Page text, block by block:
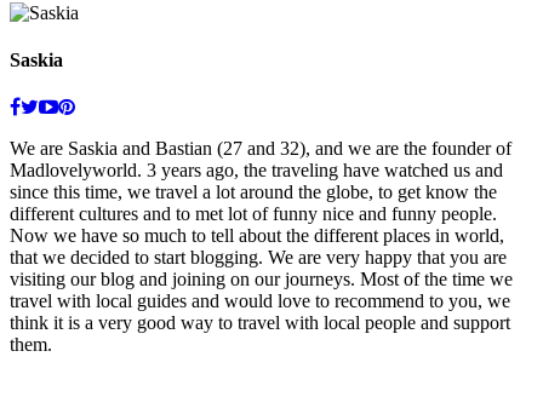
Saskia
We are Saskia and Bastian (27 and 32), and we are the founder of
Madlovelyworld. 3 years ago, the traveling have watched us and
since this time, we travel a lot around the globe, to get know the
different cultures and to met lot of funny nice and funny people.
Now we have so much to tell about the different places in world,
that we decided to start blogging. We are very happy that you are
visiting our blog and joining on our journeys. Most of the time we
travel with local guides and would love to recommend to you, we
think it is a very good way to travel with local people and support
them.